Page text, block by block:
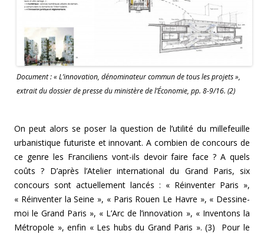
Document : « L’innovation, dénominateur commun de tous les projets »,
extrait du dossier de presse du ministère de l’Économie, pp. 8-9/16. (2)
On peut alors se poser la question de l’utilité du millefeuille
urbanistique futuriste et innovant. A combien de concours de
ce genre les Franciliens vont-ils devoir faire face ? A quels
coûts ? D’après l’Atelier international du Grand Paris, six
concours sont actuellement lancés : « Réinventer Paris »,
« Réinventer la Seine », « Paris Rouen Le Havre », « Dessine-
moi le Grand Paris », « L’Arc de l’innovation », « Inventons la
Métropole », enfin « Les hubs du Grand Paris ». (3) Pour le